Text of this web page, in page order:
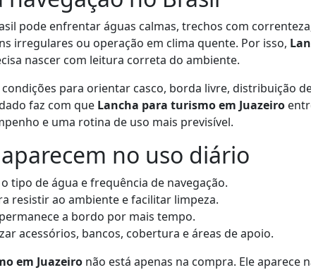
pode enfrentar águas calmas, trechos com
irregulares ou operação em clima quente. Por isso,
nascer com leitura correta do ambiente.
condições para orientar casco, borda livre, distribuição
faz com que Lancha para turismo em Juazeiro
e uma rotina de uso mais previsível.
no uso diário
tipo de água e frequência de navegação.
resistir ao ambiente e facilitar limpeza.
a bordo por mais tempo.
acessórios, bancos, cobertura e áreas de apoio.
em Juazeiro não está apenas na compra. Ele aparece